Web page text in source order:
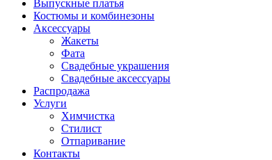
Выпускные платья
Костюмы и комбинезоны
Аксессуары
Жакеты
Фата
Свадебные украшения
Свадебные аксессуары
Распродажа
Услуги
Химчистка
Стилист
Отпаривание
Контакты